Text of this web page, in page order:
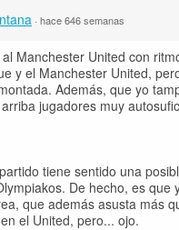
· hace 646 semanas
Manchester United con
y el Manchester United,
Además, que yo
jugadores muy
tiene sentido una
De hecho, es
que además asusta más
el United, pero... ojo.